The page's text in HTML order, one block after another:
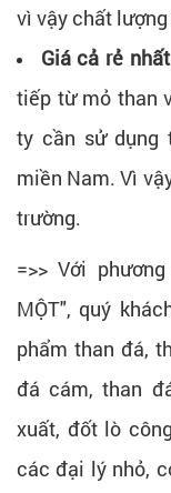
vì vậy chất
Giá cả rẻ nhất
tiếp từ mỏ than
ty cần sử dụng
miền Nam. Vì
trường.
=>> Với
MỘT", quý
phẩm than đá,
đá cám, than
xuất, đốt lò
các đại lý nhỏ,